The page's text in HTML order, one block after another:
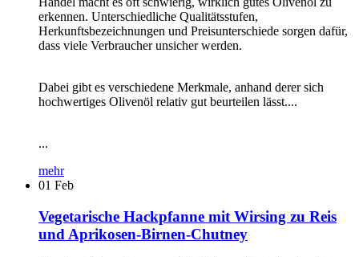
erkennen. Unterschiedliche Qualitätsstufen,
Herkunftsbezeichnungen und Preisunterschiede sorgen dafür,
dass viele Verbraucher unsicher werden.
Dabei gibt es verschiedene Merkmale, anhand derer sich
hochwertiges Olivenöl relativ gut beurteilen lässt....
...
mehr
01 Feb
Vegetarische Hackpfanne mit Wirsing zu Reis
und Aprikosen-Birnen-Chutney